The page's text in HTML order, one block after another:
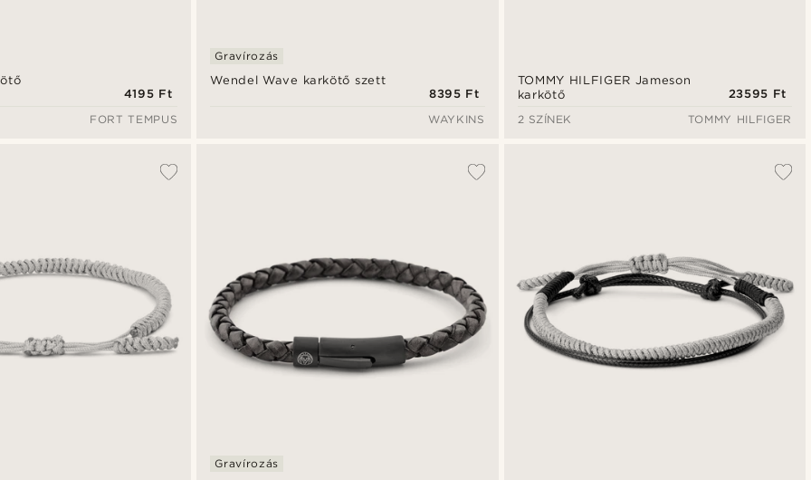
4195 Ft
FORT TEMPUS
Wendel Wave karkötő szett
Gravírozás
8395 Ft
WAYKINS
TOMMY HILFIGER Jameson
karkötő
23595 Ft
2 SZÍNEK
TOMMY HILFIGER
Gravírozás